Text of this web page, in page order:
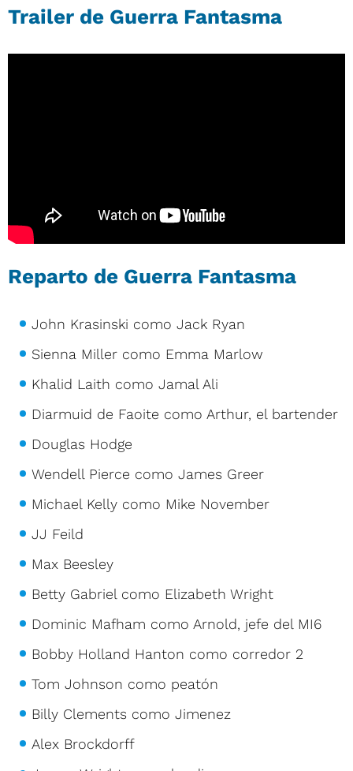
Trailer de Guerra Fantasma
Reparto de Guerra Fantasma
John Krasinski como Jack Ryan
Sienna Miller como Emma Marlow
Khalid Laith como Jamal Ali
Diarmuid de Faoite como Arthur, el bartender
Douglas Hodge
Wendell Pierce como James Greer
Michael Kelly como Mike November
JJ Feild
Max Beesley
Betty Gabriel como Elizabeth Wright
Dominic Mafham como Arnold, jefe del MI6
Bobby Holland Hanton como corredor 2
Tom Johnson como peatón
Billy Clements como Jimenez
Alex Brockdorff